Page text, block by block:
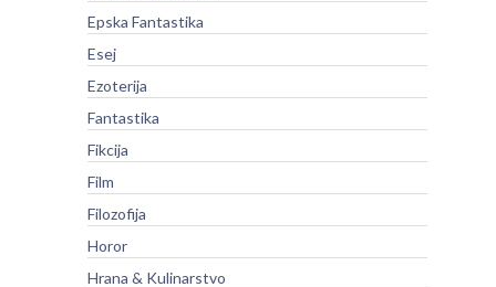
Epska Fantastika
Esej
Ezoterija
Fantastika
Fikcija
Film
Filozofija
Horor
Hrana & Kulinarstvo